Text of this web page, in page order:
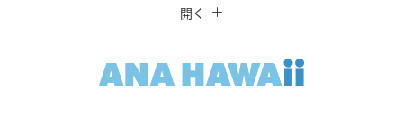
往復で異なるクラスで検索
開く